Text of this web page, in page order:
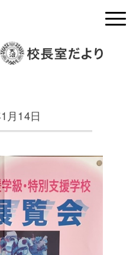
月14日